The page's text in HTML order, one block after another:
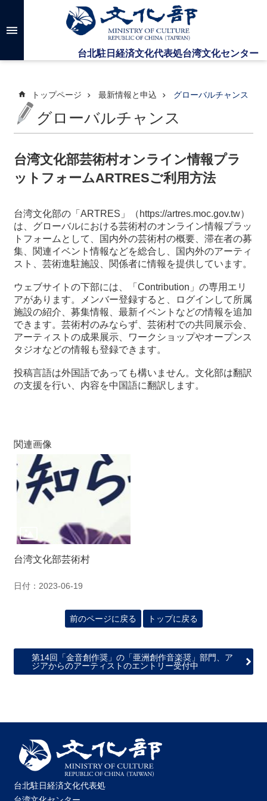
メインのコンテンツブロックにジャンプします
高
検
台
文
化
セ
ー
に
つ
い
て
最
新
情
報
と
申
込
事
湾
の
関
リ
ク
ム
サ
ッ
トップページ 最新情報と申込 グローバルチャンス
グローバルチャンス
台湾文化部芸術村オンライン情報プラ
ットフォームARTRESご利用方法
台湾文化部の「ARTRES」（ https://artres.moc.gov.tw）
は、グローバルにおける芸術村のオンライン情報プラッ
トフォームとして、国内外の芸術村の概要、滞在者の募
集、関連イベント情報などを総合し、国内外のアーティ
スト、芸術進駐施設、関係者に情報を提供しています。
ウェブサイトの下部には、「Contribution」の専用エリ
アがあります。メンバー登録すると、ログインして所属
施設の紹介、募集情報、最新イベントなどの情報を追加
できます。芸術村のみならず、芸術村での共同展示会、
アーティストの成果展示、ワークショップやオープンス
タジオなどの情報も登録できます。
投稿言語は外国語であっても構いません。文化部は翻訳
の支援を行い、内容を中国語に翻訳します。
関連画像
台湾文化部芸術村
日付：2023-06-19
前のページに戻る トップに戻る
第14回「金音創作奨」の「亜洲創作音楽奨」部門、ア
ジアからのアーティストのエントリー受付中
台北駐日経済文化代表処